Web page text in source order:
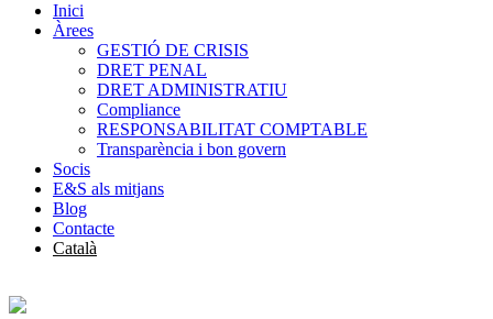
Inici
Àrees
GESTIÓ DE CRISIS
DRET PENAL
DRET ADMINISTRATIU
Compliance
RESPONSABILITAT COMPTABLE
Transparència i bon govern
Socis
E&S als mitjans
Blog
Contacte
Català